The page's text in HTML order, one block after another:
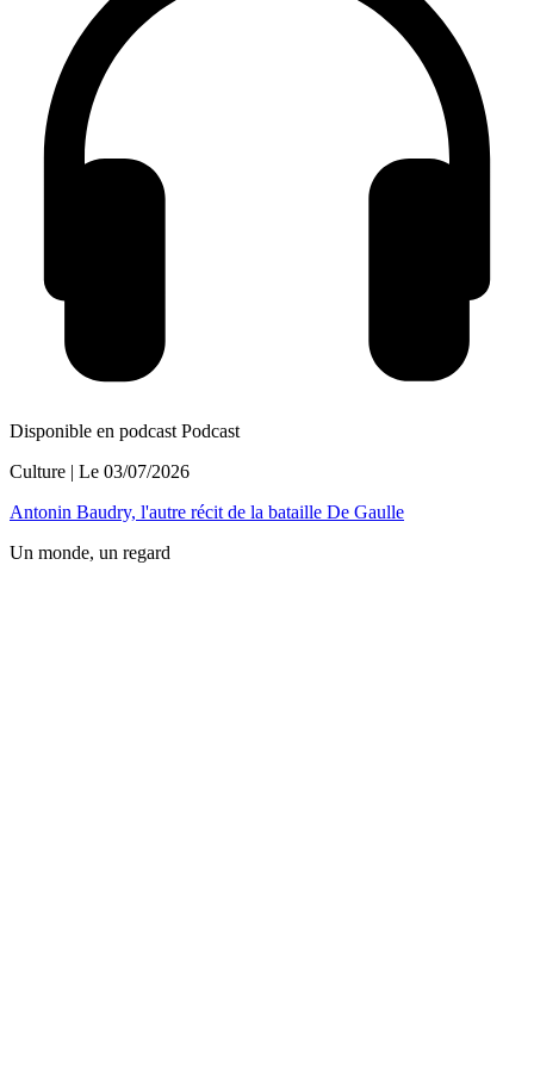
Disponible en podcast Podcast
Culture | Le 03/07/2026
Antonin Baudry, l'autre récit de la bataille De Gaulle
Un monde, un regard